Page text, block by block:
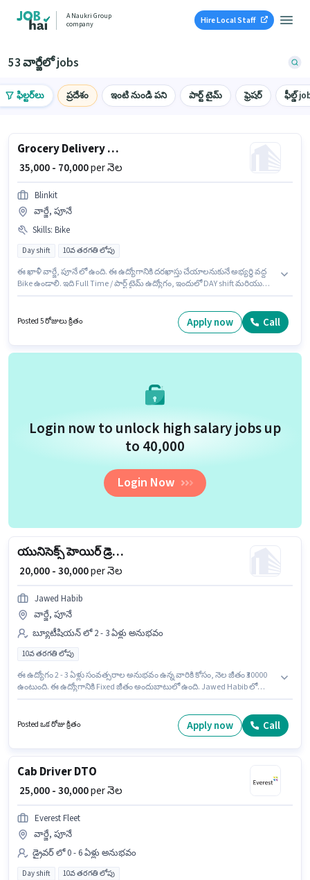
A Naukri Group
company
Hire Local Staff
53 వార్జేలో jobs
ఫిల్టర్‌లు ప్రదేశం ఇంటి నుండి పని పార్ట్ టైమ్ ఫ్రెషర్ ఫీల్డ్
Grocery Delivery Boy
₹ 35,000 - 70,000per నెల
Blinkit
వార్జే, పూనే
Skills: Bike
Day shift 10వ తరగతి లోపు
ఈ ఖాళీ వార్జే, పూనే లో ఉంది. ఈ ఉద్యోగానికి దరఖాస్తు చేయాలనుకునే అభ్యర్థి వద్ద
Bike ఉండాలి. ఇది Full Time / పార్ట్ టైమ్ ఉద్యోగం, ఇందులో DAY shift మరియు
నియామకం జరుగుతోంది. అభ్యర్థి ఇంగ్లీష్ లో నిపుణుడిగా ఉండాలి.
Posted 5 రోజులు క్రితం Apply now Call
Login now to unlock high salary jobs up
to ₹40,000
Login Now
యునిసెక్స్ హెయిర్ డ్రెస్సర్
₹ 20,000 - 30,000per నెల
Jawed Habib
వార్జే, పూనే
బ్యూటీషియన్ లో 2 - 3 ఏళ్లు అనుభవం
10వ తరగతి లోపు
ఈ ఉద్యోగం 2 - 3 ఏళ్లు సంవత్సరాల అనుభవం ఉన్న వారికి కోసం, నెల జీతం ₹30000
ఉంటుంది. ఈ ఉద్యోగానికి Fixed జీతం అందుబాటులో ఉంది. Jawed Habib లో
ఉంది.
Posted ఒక రోజు క్రితం Apply now Call
Cab Driver DTO
₹ 25,000 - 30,000per నెల
Everest Fleet
వార్జే, పూనే
డ్రైవర్ లో 0 - 6 ఏళ్లు అనుభవం
Day shift 10వ తరగతి లోపు